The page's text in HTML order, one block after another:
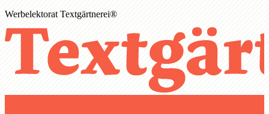
Werbelektorat Textgärtnerei®